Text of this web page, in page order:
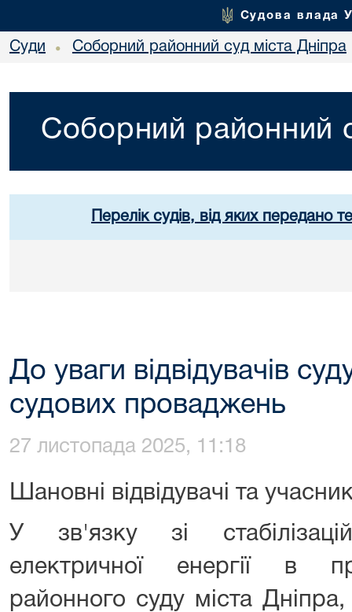
Судова влада
Суди • Соборний районний суд міста Дніпра
Соборний районний
Перелік судів, від яких передано
До уваги відвідувачів
судових проваджень
27 листопада 2025, 11:18
Шановні відвідувачі та
У зв'язку зі
електричної енергії в
районного суду міста